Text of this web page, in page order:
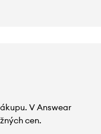
V Answear
cen.